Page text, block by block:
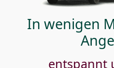
In wenigen
entspannt